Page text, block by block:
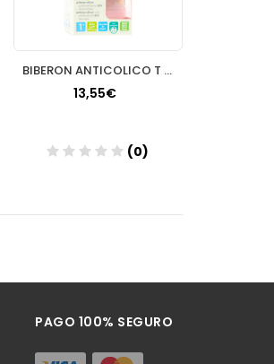
BIBERON ANTICOLICO T SILICONA SUAVINEX ADAPTABLE + 0 MESES 1 ENVASE 180 ML LIGHT SAND
13,55€
(0)
PAGO 100% SEGURO